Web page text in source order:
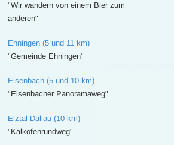
"Wir wandern von einem Bier zum
anderen"
Ehningen (5 und 11 km)
"Gemeinde Ehningen"
Eisenbach (5 und 10 km)
"Eisenbacher Panoramaweg"
Elztal-Dallau (10 km)
"Kalkofenrundweg"